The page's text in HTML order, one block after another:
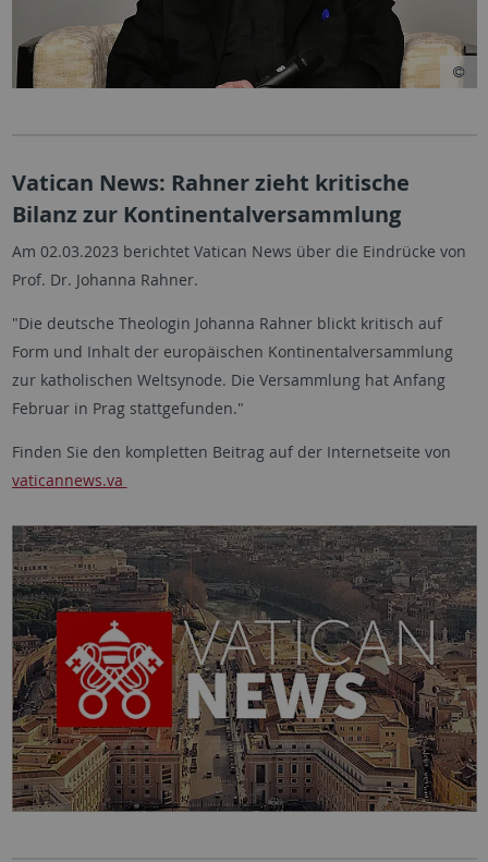
Vatican News: Rahner zieht kritische
Bilanz zur Kontinentalversammlung
Am 02.03.2023 berichtet Vatican News über die Eindrücke von
Prof. Dr. Johanna Rahner.
"Die deutsche Theologin Johanna Rahner blickt kritisch auf
Form und Inhalt der europäischen Kontinentalversammlung
zur katholischen Weltsynode. Die Versammlung hat Anfang
Februar in Prag stattgefunden."
Finden Sie den kompletten Beitrag auf der Internetseite von
vaticannews.va